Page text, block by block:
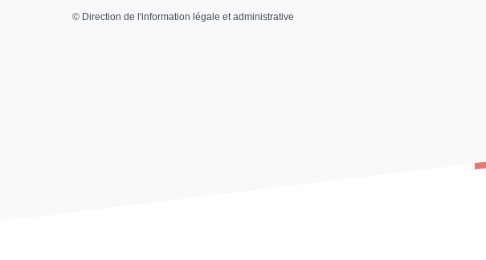
© Direction de l'information légale et administrative